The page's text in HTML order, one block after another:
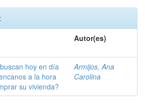
Autor(es)
hoy en día
a la hora
su vivienda?
Armijos, Ana
Carolina